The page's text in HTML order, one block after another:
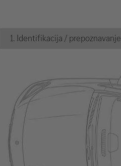
1. Identifikacija / prepoznavanje